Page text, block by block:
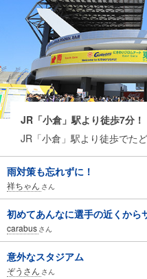
JR「小倉」駅より徒歩7分！
JR「小倉」駅より徒歩でた
雨対策も忘れずに！
祥ちゃん さん
初めてあんなに選手の近くから
carabus さん
意外なスタジアム
ぞうさん さん